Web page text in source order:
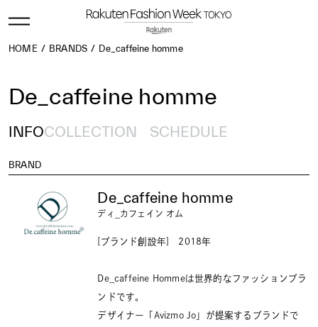
HOME BRANDS De_caffeine homme
De_caffeine homme
INFOCOLLECTION SCHEDULE
BRAND
De_caffeine homme
ディ_カフェイン オム
[ブランド創設年] 2018年
De_caffeine Hommeは世界的なファッションブラ
ンドです。
デザイナー「Avizmo Jo」が提案するブランドで